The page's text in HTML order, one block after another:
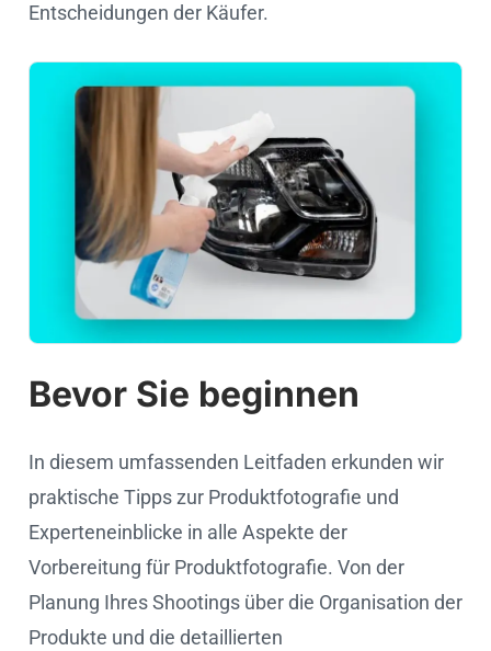
Entscheidungen der Käufer.
Bevor Sie beginnen
In diesem umfassenden Leitfaden erkunden wir
praktische Tipps zur Produktfotografie und
Experteneinblicke in alle Aspekte der
Vorbereitung für Produktfotografie. Von der
Planung Ihres Shootings über die Organisation der
Produkte und die detaillierten